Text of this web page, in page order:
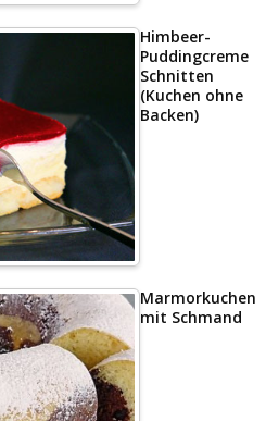
Himbeer-
Puddingcreme
Schnitten
(Kuchen ohne
Backen)
Marmorkuchen
mit Schmand